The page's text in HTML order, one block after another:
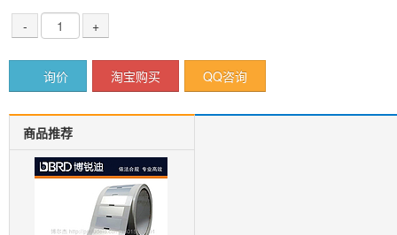
- +
询价 淘宝购买 QQ咨询
商品推荐